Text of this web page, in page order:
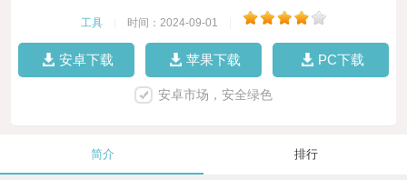
工具 时间：2024-09-01
安卓下载 苹果下载 PC下载
安卓市场，安全绿色
简介 排行